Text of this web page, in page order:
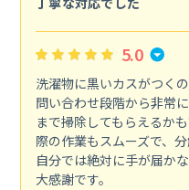
5.0
洗濯物に黒いカスがつく
問い合わせ段階から非常
まで掃除してもらえるか
際の作業もスムーズで、
自分では絶対に手が届か
大感謝です。